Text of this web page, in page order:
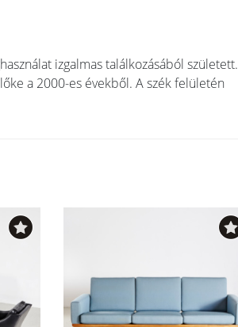
izgalmas találkozásából született.
a 2000-es évekből. A szék felületén